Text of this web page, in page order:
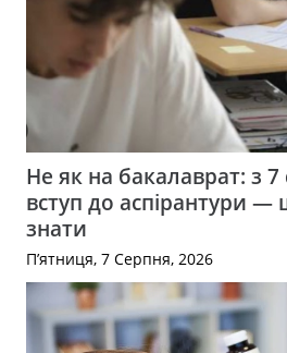
Не як на бакалаврат: з
вступ до аспірантури
знати
П’ятниця, 7 Серпня, 2026